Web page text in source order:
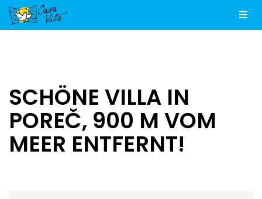
SCHÖNE VILLA IN
POREČ, 900 M VOM
MEER ENTFERNT!